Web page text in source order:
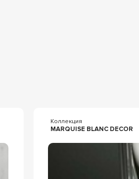
Коллекция
MARQUISE BLANC DECOR